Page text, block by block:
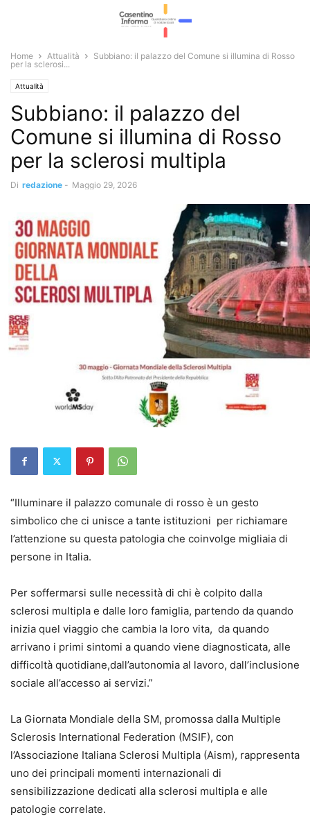
Home Attualità
Subbiano: il palazzo del Comune si illumina di Rosso
per la sclerosi...
Attualità
Subbiano: il palazzo del
Comune si illumina di Rosso
per la sclerosi multipla
Di redazione - Maggio 29, 2026
“Illuminare il palazzo comunale di rosso è un gesto
simbolico che ci unisce a tante istituzioni per richiamare
l’attenzione su questa patologia che coinvolge migliaia di
persone in Italia.
Per soffermarsi sulle necessità di chi è colpito dalla
sclerosi multipla e dalle loro famiglia, partendo da quando
inizia quel viaggio che cambia la loro vita, da quando
arrivano i primi sintomi a quando viene diagnosticata, alle
difficoltà quotidiane,dall’autonomia al lavoro, dall’inclusione
sociale all’accesso ai servizi.”
La Giornata Mondiale della SM, promossa dalla Multiple
Sclerosis International Federation (MSIF), con
l’Associazione Italiana Sclerosi Multipla (Aism), rappresenta
uno dei principali momenti internazionali di
sensibilizzazione dedicati alla sclerosi multipla e alle
patologie correlate.